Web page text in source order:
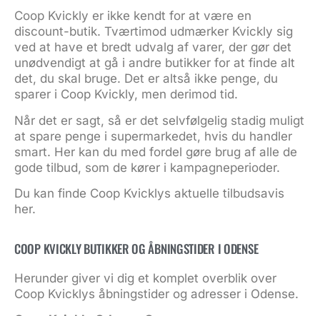
Coop Kvickly er ikke kendt for at være en
discount-butik. Tværtimod udmærker Kvickly sig
ved at have et bredt udvalg af varer, der gør det
unødvendigt at gå i andre butikker for at finde alt
det, du skal bruge. Det er altså ikke penge, du
sparer i Coop Kvickly, men derimod tid.
Når det er sagt, så er det selvfølgelig stadig muligt
at spare penge i supermarkedet, hvis du handler
smart. Her kan du med fordel gøre brug af alle de
gode tilbud, som de kører i kampagneperioder.
Du kan finde Coop Kvicklys aktuelle tilbudsavis
her.
COOP KVICKLY BUTIKKER OG ÅBNINGSTIDER I ODENSE
Herunder giver vi dig et komplet overblik over
Coop Kvicklys åbningstider og adresser i Odense.